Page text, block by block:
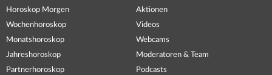
Horoskop Morgen
Wochenhoroskop
Monatshoroskop
Jahreshoroskop
Partnerhoroskop
Aktionen
Videos
Webcams
Moderatoren & Team
Podcasts